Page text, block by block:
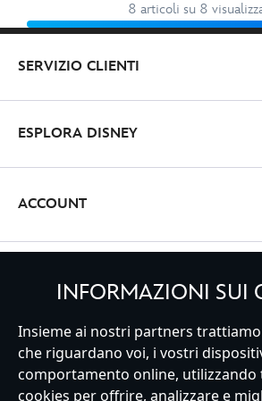
8 articoli su 8
SERVIZIO CLIENTI
ESPLORA DISNEY
ACCOUNT
Italy
INFORMAZIONI SUI
Insieme ai nostri partners
che riguardano voi, i vostri
comportamento online, utilizzando
cookies per offrire, analizzare e